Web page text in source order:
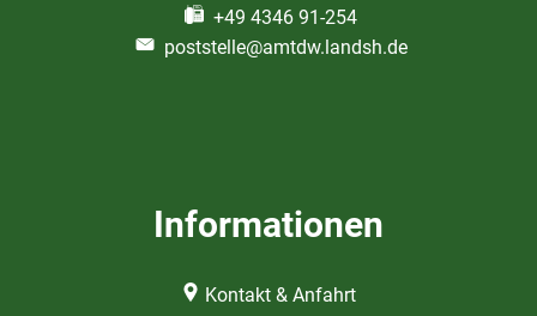
+49 4346 91-254
poststelle@amtdw.landsh.de
Informationen
Kontakt & Anfahrt